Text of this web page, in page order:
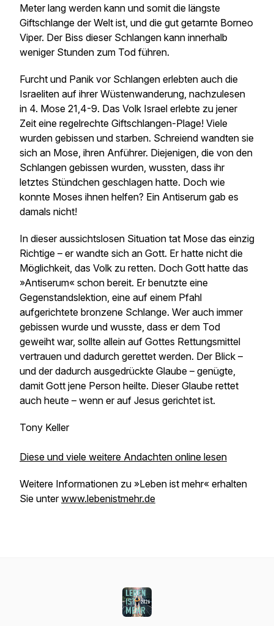
Meter lang werden kann und somit die längste
Giftschlange der Welt ist, und die gut getarnte Borneo
Viper. Der Biss dieser Schlangen kann innerhalb
weniger Stunden zum Tod führen.
Furcht und Panik vor Schlangen erlebten auch die
Israeliten auf ihrer Wüstenwanderung, nachzulesen
in 4. Mose 21,4-9. Das Volk Israel erlebte zu jener
Zeit eine regelrechte Giftschlangen-Plage! Viele
wurden gebissen und starben. Schreiend wandten sie
sich an Mose, ihren Anführer. Diejenigen, die von den
Schlangen gebissen wurden, wussten, dass ihr
letztes Stündchen geschlagen hatte. Doch wie
konnte Moses ihnen helfen? Ein Antiserum gab es
damals nicht!
In dieser aussichtslosen Situation tat Mose das einzig
Richtige – er wandte sich an Gott. Er hatte nicht die
Möglichkeit, das Volk zu retten. Doch Gott hatte das
»Antiserum« schon bereit. Er benutzte eine
Gegenstandslektion, eine auf einem Pfahl
aufgerichtete bronzene Schlange. Wer auch immer
gebissen wurde und wusste, dass er dem Tod
geweiht war, sollte allein auf Gottes Rettungsmittel
vertrauen und dadurch gerettet werden. Der Blick –
und der dadurch ausgedrückte Glaube – genügte,
damit Gott jene Person heilte. Dieser Glaube rettet
auch heute – wenn er auf Jesus gerichtet ist.
Tony Keller
Diese und viele weitere Andachten online lesen
Weitere Informationen zu »Leben ist mehr« erhalten
Sie unterwww.lebenistmehr.de